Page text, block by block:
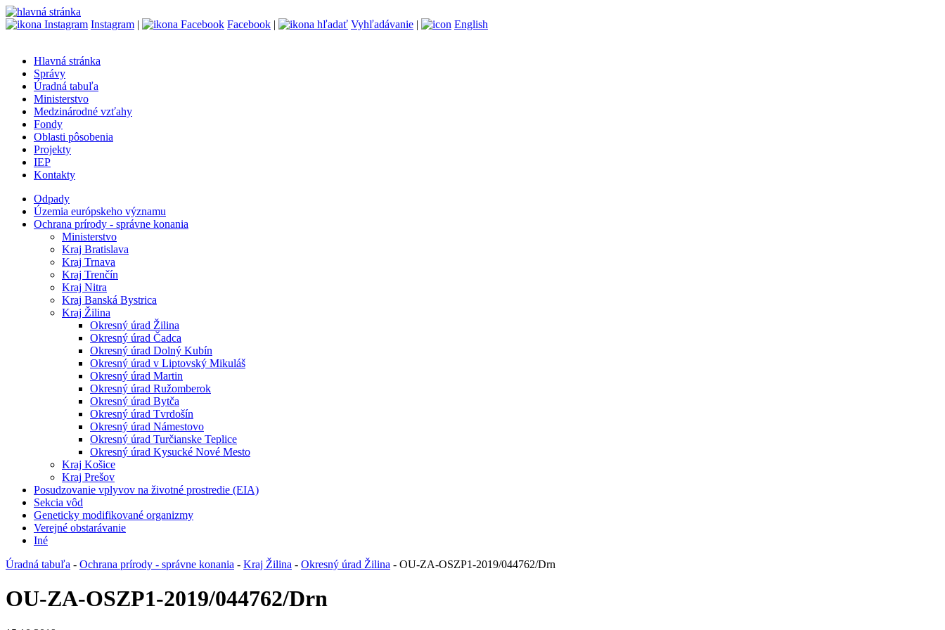
Instagram | Facebook | Vyhľadávanie | English
Hlavná stránka
Správy
Úradná tabuľa
Ministerstvo
Medzinárodné vzťahy
Fondy
Oblasti pôsobenia
Projekty
IEP
Kontakty
Odpady
Územia európskeho významu
Ochrana prírody - správne konania
Ministerstvo
Kraj Bratislava
Kraj Trnava
Kraj Trenčín
Kraj Nitra
Kraj Banská Bystrica
Kraj Žilina
Okresný úrad Žilina
Okresný úrad Čadca
Okresný úrad Dolný Kubín
Okresný úrad v Liptovský Mikuláš
Okresný úrad Martin
Okresný úrad Ružomberok
Okresný úrad Bytča
Okresný úrad Tvrdošín
Okresný úrad Námestovo
Okresný úrad Turčianske Teplice
Okresný úrad Kysucké Nové Mesto
Kraj Košice
Kraj Prešov
Posudzovanie vplyvov na životné prostredie (EIA)
Sekcia vôd
Geneticky modifikované organizmy
Verejné obstarávanie
Iné
Úradná tabuľa - Ochrana prírody - správne konania - Kraj Žilina - Okresný úrad Žilina - OU-ZA-OSZP1-2019/044762/Drn
OU-ZA-OSZP1-2019/044762/Drn